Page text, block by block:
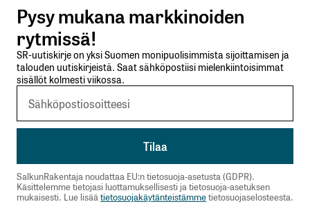
Lähetä kommentti
Pysy mukana markkinoiden
rytmissä!
SR-uutiskirje on yksi Suomen monipuolisimmista sijoittamisen ja
talouden uutiskirjeistä. Saat sähköpostiisi mielenkiintoisimmat
sisällöt kolmesti viikossa.
SalkunRakentaja noudattaa EU:n tietosuoja-asetusta (GDPR).
Käsittelemme tietojasi luottamuksellisesti ja tietosuoja-asetuksen
mukaisesti. Lue lisää tietosuojakäytänteistämmetietosuojaselosteesta.